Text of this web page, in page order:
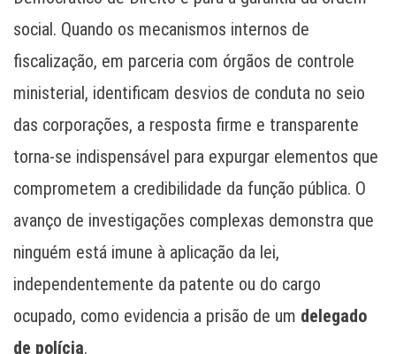
social. Quando os mecanismos internos de
fiscalização, em parceria com órgãos de controle
ministerial, identificam desvios de conduta no seio
das corporações, a resposta firme e transparente
torna-se indispensável para expurgar elementos que
comprometem a credibilidade da função pública. O
avanço de investigações complexas demonstra que
ninguém está imune à aplicação da lei,
independentemente da patente ou do cargo
ocupado, como evidencia a prisão de um delegado
de polícia.